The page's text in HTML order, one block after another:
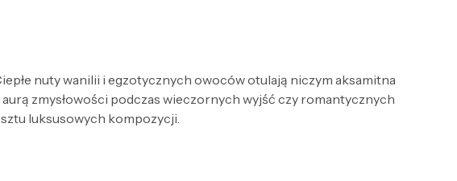
nuty wanilii i egzotycznych owoców otulają niczym aksamitna
zmysłowości podczas wieczornych wyjść czy romantycznych
luksusowych kompozycji.